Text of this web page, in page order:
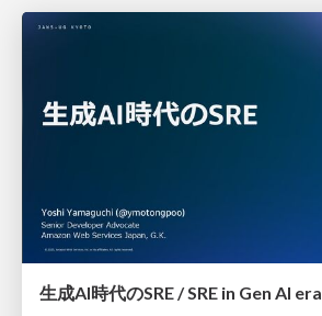
生成AI時代のSRE / SRE in Gen AI era